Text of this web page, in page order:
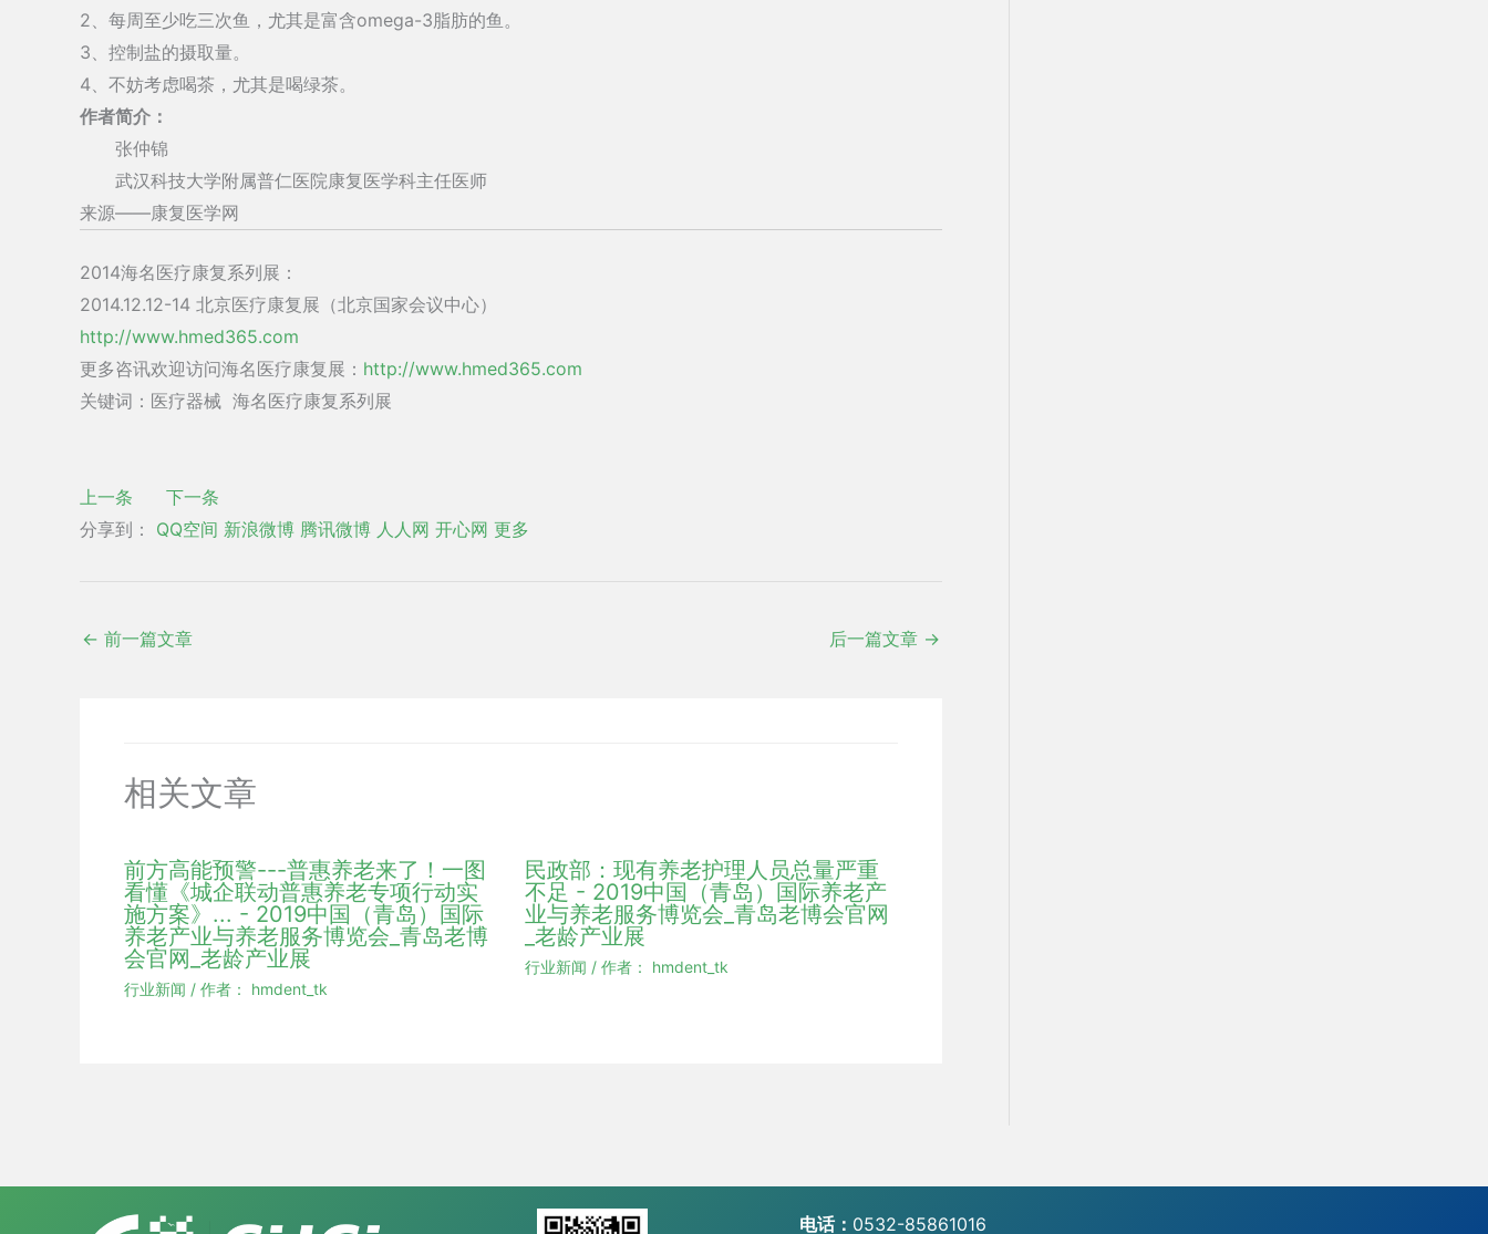
2、每周至少吃三次鱼，尤其是富含omega-3脂肪的鱼。
3、控制盐的摄取量。
4、不妨考虑喝茶，尤其是喝绿茶。
作者简介：
张仲锦
武汉科技大学附属普仁医院康复医学科主任医师
来源——康复医学网
2014海名医疗康复系列展：
2014.12.12-14 北京医疗康复展（北京国家会议中心）
http://www.hmed365.com
更多咨讯欢迎访问海名医疗康复展： http://www.hmed365.com
关键词：医疗器械 海名医疗康复系列展
上一条
下一条
分享到：
QQ空间 新浪微博 腾讯微博 人人网 开心网 更多
← 前一篇文章 后一篇文章 →
相关文章
前方高能预警---普惠养老来了！一图
看懂《城企联动普惠养老专项行动实
施方案》... - 2019中国（青岛）国际
养老产业与养老服务博览会_青岛老博
会官网_老龄产业展
行业新闻 / 作者： hmdent_tk
民政部：现有养老护理人员总量严重
不足 - 2019中国（青岛）国际养老产
业与养老服务博览会_青岛老博会官网
_老龄产业展
行业新闻 / 作者： hmdent_tk
电话： 0532-85861016